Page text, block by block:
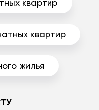
квартир
квартир
жилья